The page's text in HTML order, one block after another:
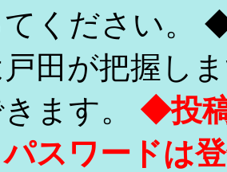
ください。
田が把握し
ます。 ◆投
スワードは